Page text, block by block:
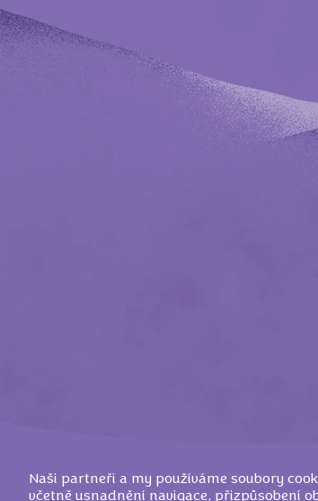
Naši partneři a my používáme soubory
včetně usnadnění navigace, přizpůsobení